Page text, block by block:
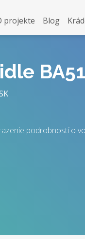
projekte Blog
podrobností o